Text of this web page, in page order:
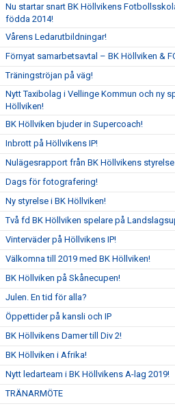
Nu startar snart BK Höllvikens
födda 2014!
Vårens Ledarutbildningar!
Förnyat samarbetsavtal – BK Höllviken &
Träningströjan på väg!
Nytt Taxibolag i Vellinge Kommun och ny
Höllviken!
BK Höllviken bjuder in Supercoach!
Inbrott på Höllvikens IP!
Nulägesrapport från BK Höllvikens styrelse
Dags för fotografering!
Ny styrelse i BK Höllviken!
Två fd BK Höllviken spelare på
Vinterväder på Höllvikens IP!
Välkomna till 2019 med BK Höllviken!
BK Höllviken på Skånecupen!
Julen. En tid för alla?
Öppettider på kansli och IP
BK Höllvikens Damer till Div 2!
BK Höllviken i Afrika!
Nytt ledarteam i BK Höllvikens A-lag 2019!
TRÄNARMÖTE